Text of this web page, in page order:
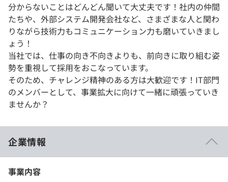
分からないことはどんどん聞いて大丈夫です！社内の仲間
たちや、外部システム開発会社など、さまざまな人と関わ
りながら技術力もコミュニケーション力も磨いていきまし
ょう！
当社では、仕事の向き不向きよりも、前向きに取り組む姿
勢を重視して採用をおこなっています。
そのため、チャレンジ精神のある方は大歓迎です！IT部門
のメンバーとして、事業拡大に向けて一緒に頑張っていき
ませんか？
企業情報
事業内容